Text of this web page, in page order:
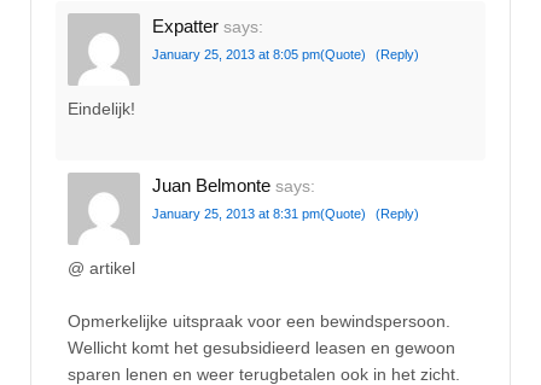
Expatter says:
January 25, 2013 at 8:05 pm(Quote) (Reply)
Eindelijk!
Juan Belmonte says:
January 25, 2013 at 8:31 pm(Quote) (Reply)
@ artikel
Opmerkelijke uitspraak voor een bewindspersoon.
Wellicht komt het gesubsidieerd leasen en gewoon
sparen lenen en weer terugbetalen ook in het zicht.